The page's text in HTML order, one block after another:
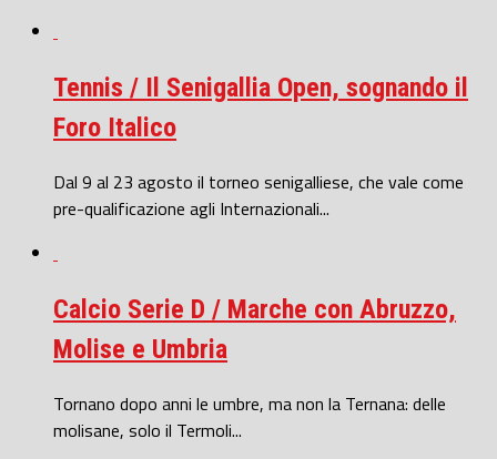
Tennis / Il Senigallia Open, sognando il
Foro Italico
Dal 9 al 23 agosto il torneo senigalliese, che vale come
pre-qualificazione agli Internazionali...
Calcio Serie D / Marche con Abruzzo,
Molise e Umbria
Tornano dopo anni le umbre, ma non la Ternana: delle
molisane, solo il Termoli...